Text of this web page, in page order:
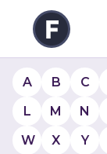
A B C
L
M N
W
X Y